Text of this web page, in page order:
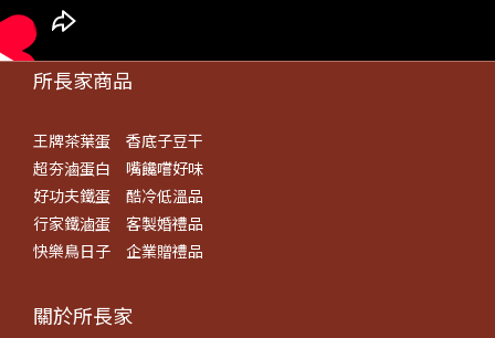
所長家商品
王牌茶葉蛋
香底子豆干
超夯滷蛋白
嘴饞嚐好味
好功夫鐵蛋
酷冷低溫品
行家鐵滷蛋
客製婚禮品
快樂鳥日子
企業贈禮品
關於所長​家